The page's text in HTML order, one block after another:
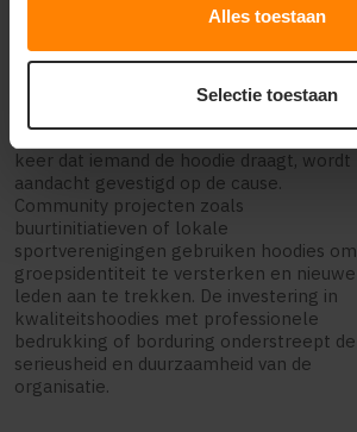
Alles toestaan
Selectie toestaan
De blijvende waarde van eentrui laten
voor goede doelen ligt in de
keer dat iemand de hoodie draagt, wordt
aandacht gevestigd op de cause.
Community projecten zoals
buurtinitiatieven of lokale
sportverenigingen gebruiken hoodies om
groepsidentiteit te versterken en nieuwe
leden aan te trekken. De investering in
kwaliteitshoodies met professionele
bedrukking of borduring onderstreept de
serieusheid en duurzaamheid van de
organisatie.